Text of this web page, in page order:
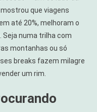
que viagens
até 20%, melhoram o
Seja numa trilha com
montanhas ou só
breaks fazem milagre
um rim.